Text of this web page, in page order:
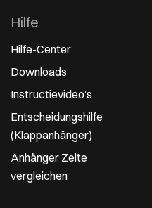
Hilfe
Hilfe-Center
Downloads
Instructievideo’s
Entscheidungshilfe
(Klappanhänger)
Anhänger Zelte
vergleichen